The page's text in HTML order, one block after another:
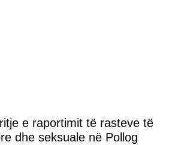
e raportimit të rasteve të
dhe seksuale në Pollog